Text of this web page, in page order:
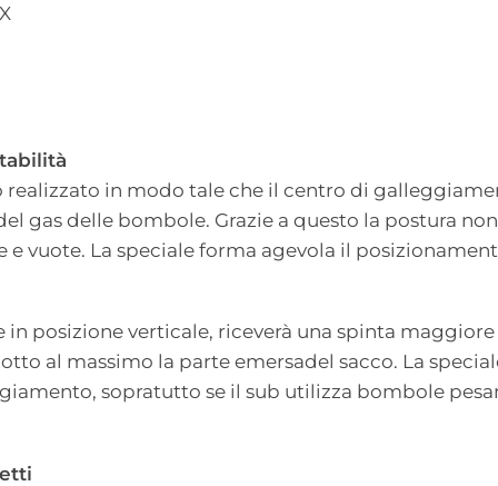
realizzato in modo tale che il centro di
gas delle bombole. Grazie a questo la postura
e vuote. La speciale forma agevola il
in posizione verticale, riceverà una spinta
al massimo la parte emersadel sacco. La
sopratutto se il sub utilizza bombole